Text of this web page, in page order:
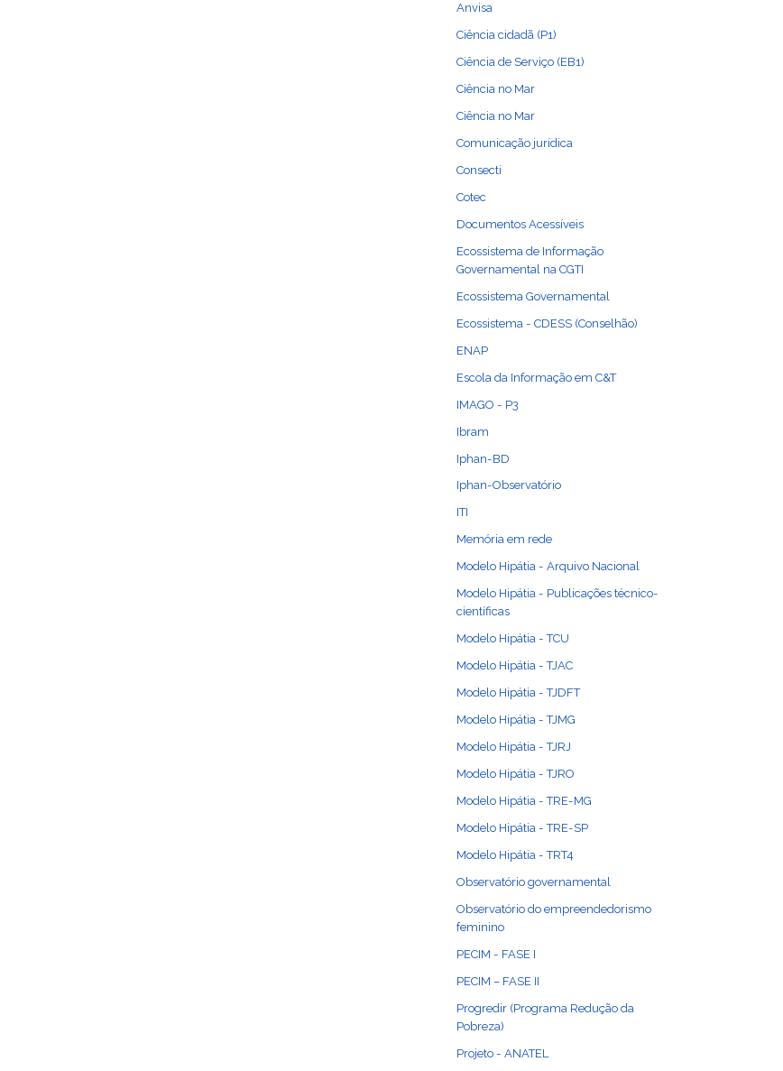
Anvisa
Ciência cidadã (P1)
Ciência de Serviço (EB1)
Ciência no Mar
Ciência no Mar
Comunicação jurídica
Consecti
Cotec
Documentos Acessíveis
Ecossistema de Informação
Governamental na CGTI
Ecossistema Governamental
Ecossistema - CDESS (Conselhão)
ENAP
Escola da Informação em C&T
IMAGO - P3
Ibram
Iphan-BD
Iphan-Observatório
ITI
Memória em rede
Modelo Hipátia - Arquivo Nacional
Modelo Hipátia - Publicações técnico-
científicas
Modelo Hipátia - TCU
Modelo Hipátia - TJAC
Modelo Hipátia - TJDFT
Modelo Hipátia - TJMG
Modelo Hipátia - TJRJ
Modelo Hipátia - TJRO
Modelo Hipátia - TRE-MG
Modelo Hipátia - TRE-SP
Modelo Hipátia - TRT4
Observatório governamental
Observatório do empreendedorismo
feminino
PECIM - FASE I
PECIM – FASE II
Progredir (Programa Redução da
Pobreza)
Projeto - ANATEL